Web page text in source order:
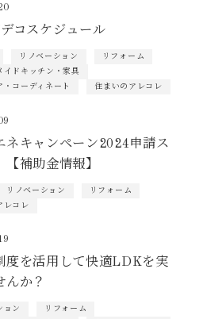
コスケジュール
リノベーション
リフォーム
イドキッチン・家具
・コーディネート
住まいのアレコレ
ネキャンペーン2024申請ス
【補助金情報】
リノベーション
リフォーム
レコレ
度を活用して快適LDKを実
んか？
ョン
リフォーム